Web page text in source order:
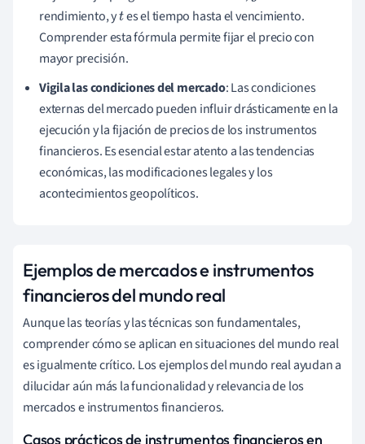
rendimiento, yt es el tiempo hasta el vencimiento.
Comprender esta fórmula permite fijar el precio con
mayor precisión.
Vigila las condiciones del mercado: Las condiciones
externas del mercado pueden influir drásticamente en la
ejecución y la fijación de precios de los instrumentos
financieros. Es esencial estar atento a las tendencias
económicas, las modificaciones legales y los
acontecimientos geopolíticos.
Ejemplos de mercados e instrumentos
financieros del mundo real
Aunque las teorías y las técnicas son fundamentales,
comprender cómo se aplican en situaciones del mundo real
es igualmente crítico. Los ejemplos del mundo real ayudan a
dilucidar aún más la funcionalidad y relevancia de los
mercados e instrumentos financieros.
Casos prácticos de instrumentos financieros en